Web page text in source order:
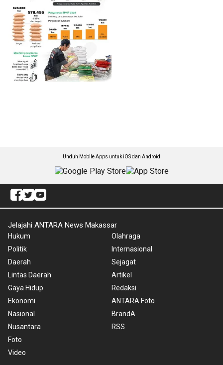
Unduh Mobile Apps untuk iOS dan Android
Jelajahi ANTARA News Makassar
Hukum
Politik
Daerah
Lintas Daerah
Gaya Hidup
Ekonomi
Nasional
Nusantara
Foto
Video
Olahraga
Internasional
Sejagat
Artikel
Redaksi
ANTARA Foto
BrandA
RSS